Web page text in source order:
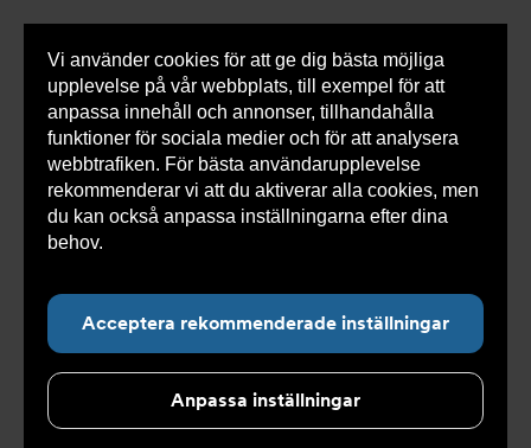
Vi använder cookies för att ge dig bästa möjliga
upplevelse på vår webbplats, till exempel för att
anpassa innehåll och annonser, tillhandahålla
funktioner för sociala medier och för att analysera
webbtrafiken. För bästa användarupplevelse
rekommenderar vi att du aktiverar alla cookies, men
du kan också anpassa inställningarna efter dina
behov.
Acceptera rekommenderade inställningar
Anpassa inställningar
0 varorSnabborder
Du
här:
Armatec > Produkter > Kyla > Slang >
Slang
> Slang SX AT 5745- >
Slang SX DN19 M3/4" x
FC3/4" 600mm AT 5745-W34323306